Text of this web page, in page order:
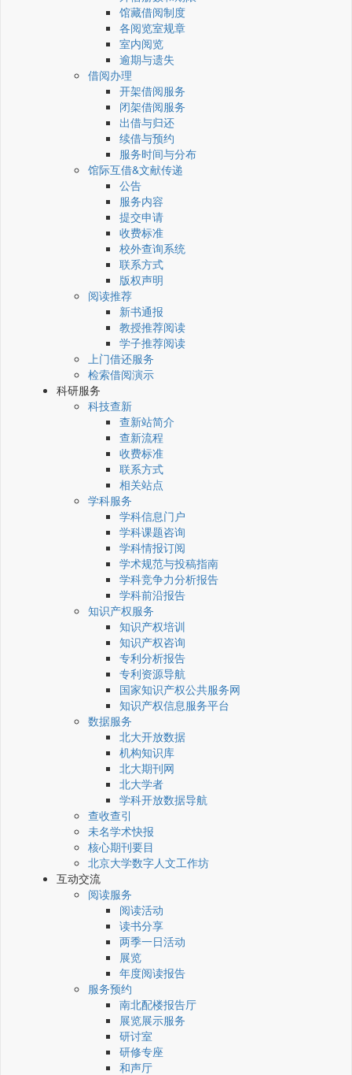
馆藏借阅制度
各阅览室规章
室内阅览
逾期与遗失
借阅办理
开架借阅服务
闭架借阅服务
出借与归还
续借与预约
服务时间与分布
馆际互借&文献传递
公告
服务内容
提交申请
收费标准
校外查询系统
联系方式
版权声明
阅读推荐
新书通报
教授推荐阅读
学子推荐阅读
上门借还服务
检索借阅演示
科研服务
科技查新
查新站简介
查新流程
收费标准
联系方式
相关站点
学科服务
学科信息门户
学科课题咨询
学科情报订阅
学术规范与投稿指南
学科竞争力分析报告
学科前沿报告
知识产权服务
知识产权培训
知识产权咨询
专利分析报告
专利资源导航
国家知识产权公共服务网
知识产权信息服务平台
数据服务
北大开放数据
机构知识库
北大期刊网
北大学者
学科开放数据导航
查收查引
未名学术快报
核心期刊要目
北京大学数字人文工作坊
互动交流
阅读服务
阅读活动
读书分享
两季一日活动
展览
年度阅读报告
服务预约
南北配楼报告厅
展览展示服务
研讨室
研修专座
和声厅